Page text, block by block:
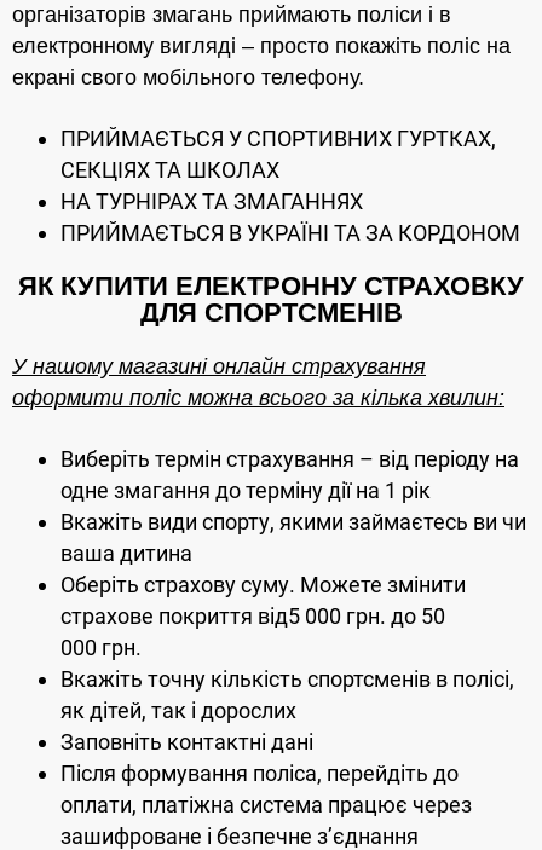
організаторів змагань приймають поліси і в
електронному вигляді – просто покажіть поліс на
екрані свого мобільного телефону.
ПРИЙМАЄТЬСЯ У СПОРТИВНИХ ГУРТКАХ,
СЕКЦІЯХ ТА ШКОЛАХ
НА ТУРНІРАХ ТА ЗМАГАННЯХ
ПРИЙМАЄТЬСЯ В УКРАЇНІ ТА ЗА КОРДОНОМ
ЯК КУПИТИ ЕЛЕКТРОННУ СТРАХОВКУ
ДЛЯ СПОРТСМЕНІВ
У нашому магазині онлайн страхування
оформити поліс можна всього за кілька хвилин:
Виберіть термін страхування – від періоду на
одне змагання до терміну дії на 1 рік
Вкажіть види спорту, якими займаєтесь ви чи
ваша дитина
Оберіть страхову суму. Можете змінити
страхове покриття від5 000 грн. до 50
000 грн.
Вкажіть точну кількість спортсменів в полісі,
як дітей, так і дорослих
Заповніть контактні дані
Після формування поліса, перейдіть до
оплати, платіжна система працює через
зашифроване і безпечне з’єднання